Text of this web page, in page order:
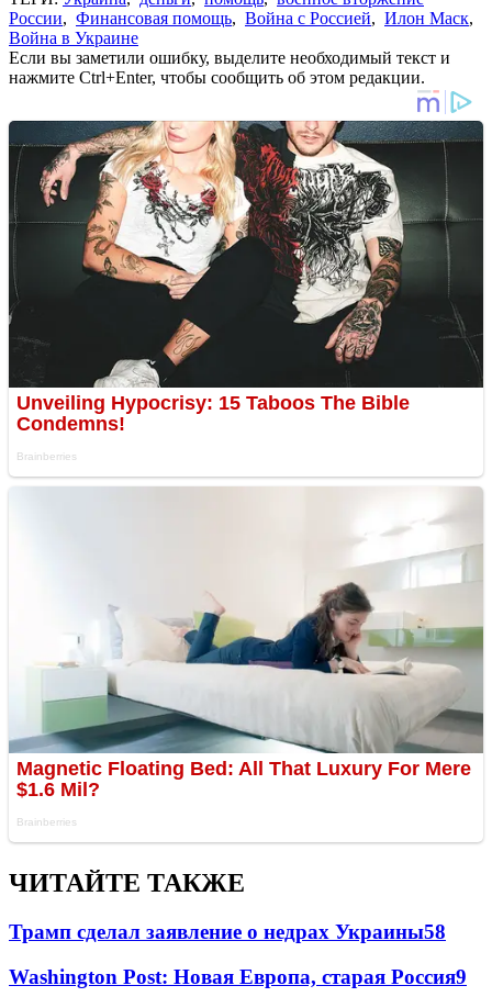
России, Финансовая помощь, Война с Россией, Илон Маск,
Война в Украине
Если вы заметили ошибку, выделите необходимый текст и
нажмите Ctrl+Enter, чтобы сообщить об этом редакции.
ЧИТАЙТЕ ТАКЖЕ
Трамп сделал заявление о недрах Украины58
Washington Post: Новая Европа, старая Россия9